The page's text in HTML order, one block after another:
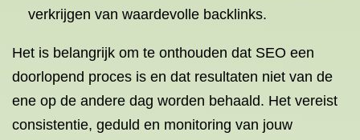
verkrijgen van waardevolle backlinks.
Het is belangrijk om te onthouden dat SEO een
doorlopend proces is en dat resultaten niet van de
ene op de andere dag worden behaald. Het vereist
consistentie, geduld en monitoring van jouw